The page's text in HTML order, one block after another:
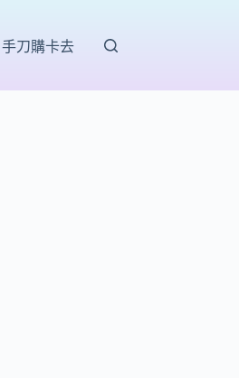
手刀購卡去